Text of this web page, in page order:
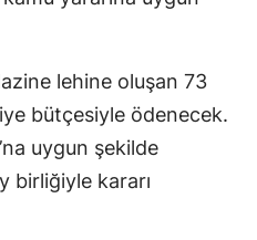
lehine oluşan 73
bütçesiyle ödenecek.
uygun şekilde
birliğiyle kararı